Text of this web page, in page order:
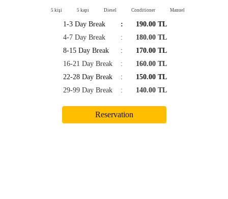
5 kişi 5 kapı Diesel Conditioner Manuel
1-3 Day Break :
190.00 TL
4-7 Day Break
:
180.00 TL
8-15 Day Break
:
170.00 TL
16-21 Day Break
:
160.00 TL
22-28 Day Break
:
150.00 TL
29-99 Day Break
: 140.00 TL